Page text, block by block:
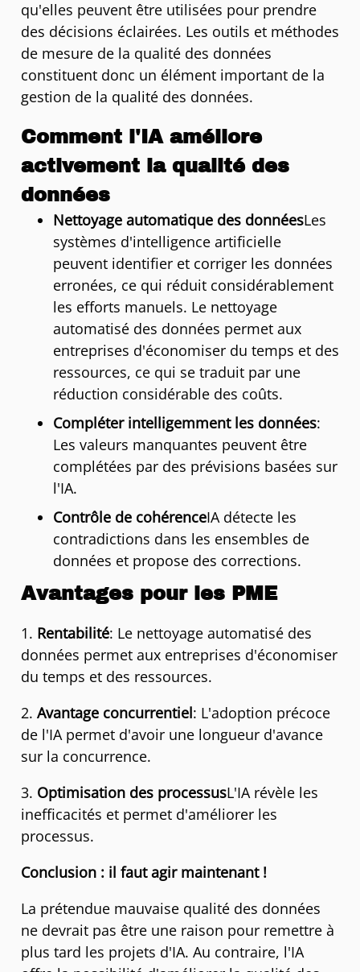
qu'elles peuvent être utilisées pour prendre
des décisions éclairées. Les outils et méthodes
de mesure de la qualité des données
constituent donc un élément important de la
gestion de la qualité des données.
Comment l'IA améliore
activement la qualité des
données
Nettoyage automatique des donnéesLes
systèmes d'intelligence artificielle
peuvent identifier et corriger les données
erronées, ce qui réduit considérablement
les efforts manuels. Le nettoyage
automatisé des données permet aux
entreprises d'économiser du temps et des
ressources, ce qui se traduit par une
réduction considérable des coûts.
Compléter intelligemment les données:
Les valeurs manquantes peuvent être
complétées par des prévisions basées sur
l'IA.
Contrôle de cohérenceIA détecte les
contradictions dans les ensembles de
données et propose des corrections.
Avantages pour les PME
1. Rentabilité: Le nettoyage automatisé des
données permet aux entreprises d'économiser
du temps et des ressources.
2. Avantage concurrentiel: L'adoption précoce
de l'IA permet d'avoir une longueur d'avance
sur la concurrence.
3. Optimisation des processusL'IA révèle les
inefficacités et permet d'améliorer les
processus.
Conclusion : il faut agir maintenant !
La prétendue mauvaise qualité des données
ne devrait pas être une raison pour remettre à
plus tard les projets d'IA. Au contraire, l'IA